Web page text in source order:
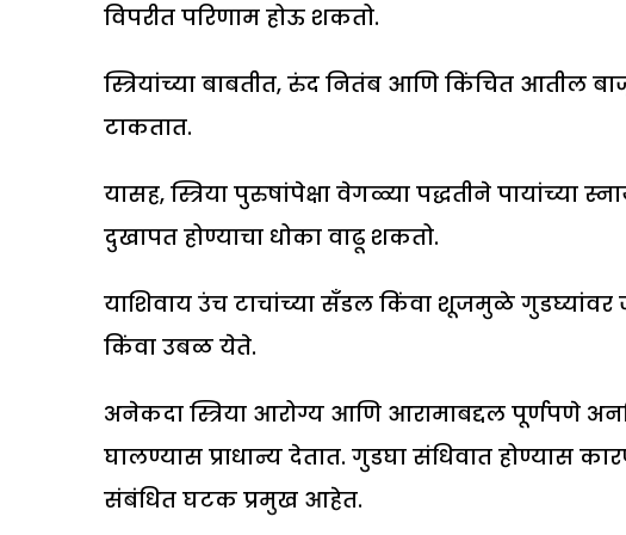
विपरीत परिणाम होऊ शकतो.
स्त्रियांच्या बाबतीत, रुंद नितंब आणि किंचित आतील
टाकतात.
यासह, स्त्रिया पुरुषांपेक्षा वेगळ्या पद्धतीने पायांच्या
दुखापत होण्याचा धोका वाढू शकतो.
याशिवाय उंच टाचांच्या सँडल किंवा शूजमुळे गुडघ्यांवर
किंवा उबळ येते.
अनेकदा स्त्रिया आरोग्य आणि आरामाबद्दल पूर्णपणे
घालण्यास प्राधान्य देतात. गुडघा संधिवात
संबंधित घटक प्रमुख आहेत.